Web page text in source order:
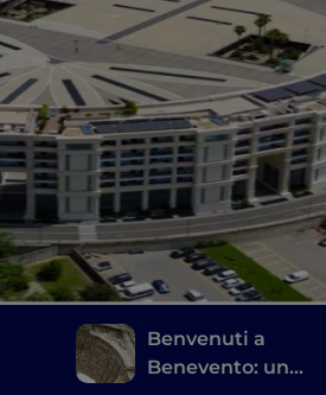
Benvenuti a
Benevento: un